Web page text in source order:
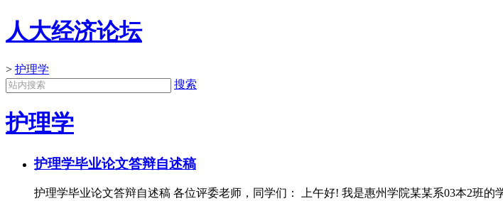
人大经济论坛
> 护理学
搜索
护理学
护理学毕业论文答辩自述稿
护理学毕业论文答辩自述稿 各位评委老师，同学们： 上午好! 我是惠州学院某某系03本2班